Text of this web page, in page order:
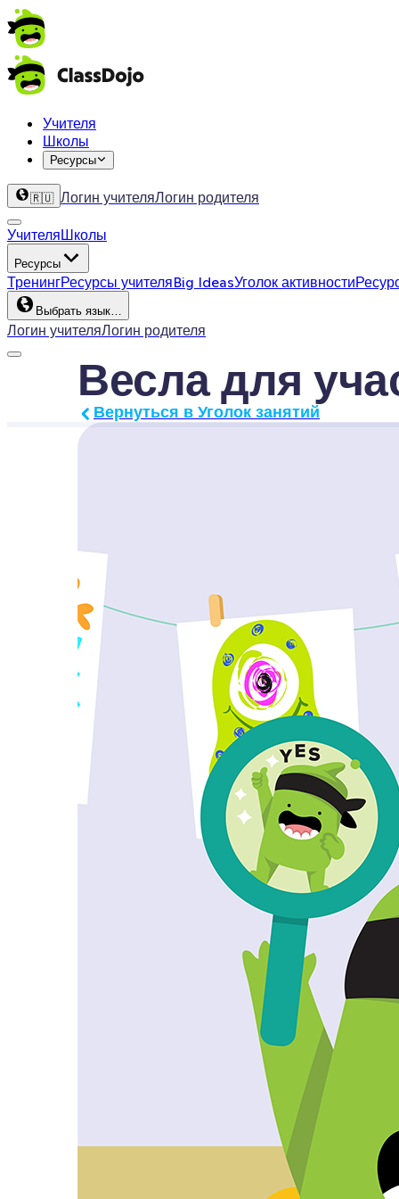
Учителя
Школы
Ресурсы
🇷🇺 Логин учителяЛогин родителя
УчителяШколы
Ресурсы
ТренингРесурсы учителяBig IdeasУголок активности
Выбрать язык…
Логин учителяЛогин родителя
Весла для
Вернуться в Уголок занятий